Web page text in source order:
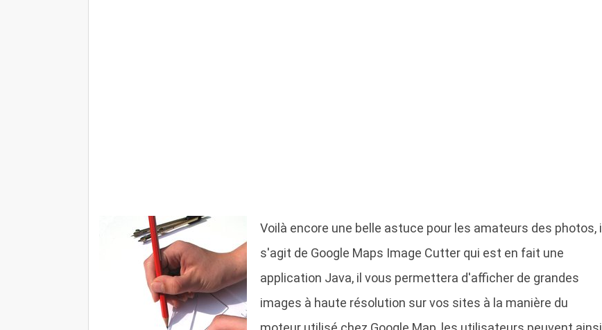
Voilà encore une belle astuce pour les amateurs des photos, il
s'agit de Google Maps Image Cutter qui est en fait une
application Java, il vous permettera d'afficher de grandes
images à haute résolution sur vos sites à la manière du